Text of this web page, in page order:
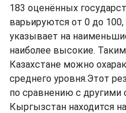
183 оценённых
варьируются от 0 до
указывает на
наиболее высокие.
Казахстане можно
среднего уровня.Этот
по сравнению с другими
Кыргызстан находится